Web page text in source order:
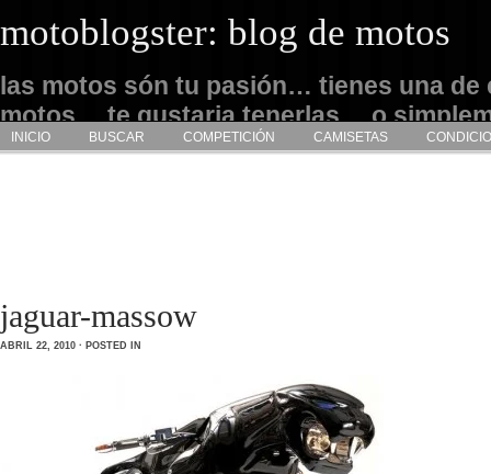
motoblogster: blog de motos
las motos són tu pasión… tienes una de
motos… te gustaria tenerlas… o
admirarlas… este es tu sitio
INICIO BUSCAR COMPETICIÓN CAMISETAS
jaguar-massow
ABRIL 22, 2010 · POSTED IN